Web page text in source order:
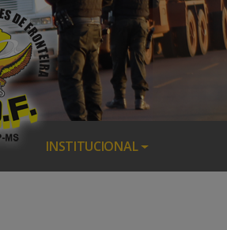
INSTITUCIONAL